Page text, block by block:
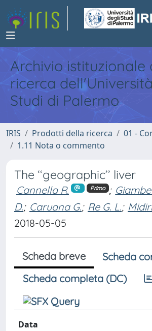
Archivio istituzionale
ricerca
Studi di Palermo
IRIS Prodotti della ricerca
01 -
1.11 Nota o commento
The ‘‘geographic’’ liver
Cannella R. Primo ;
D.; Caruana G.; Re G. L.;
2018-05-05
Scheda breve
Scheda
Scheda completa (DC)
Data